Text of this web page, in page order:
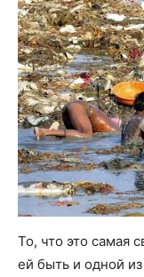
То, что это самая
ей быть и одной